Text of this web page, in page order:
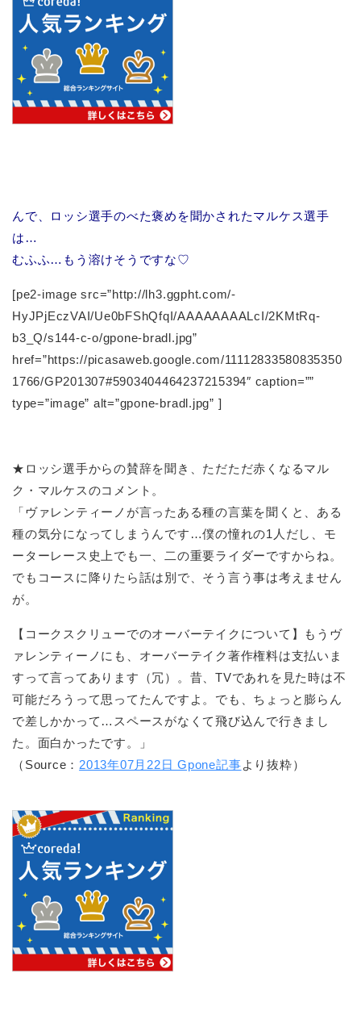
んで、ロッシ選手のべた褒めを聞かされたマルケス選手
は…
むふふ…もう溶けそうですな♡
[pe2-image src=”http://lh3.ggpht.com/-
HyJPjEczVAI/Ue0bFShQfqI/AAAAAAAALcI/2KMtRq-
b3_Q/s144-c-o/gpone-bradl.jpg”
href=”https://picasaweb.google.com/11112833580835350
1766/GP201307#5903404464237215394″ caption=””
type=”image” alt=”gpone-bradl.jpg” ]
★ロッシ選手からの賛辞を聞き、ただただ赤くなるマル
ク・マルケスのコメント。
「ヴァレンティーノが言ったある種の言葉を聞くと、ある
種の気分になってしまうんです…僕の憧れの1人だし、モ
ーターレース史上でも一、二の重要ライダーですからね。
でもコースに降りたら話は別で、そう言う事は考えません
が。
【コークスクリューでのオーバーテイクについて】もうヴ
ァレンティーノにも、オーバーテイク著作権料は支払いま
すって言ってあります（冗）。昔、TVであれを見た時は不
可能だろうって思ってたんですよ。でも、ちょっと膨らん
で差しかかって…スペースがなくて飛び込んで行きまし
た。面白かったです。」
（Source： 2013年07月22日 Gpone記事より抜粋）